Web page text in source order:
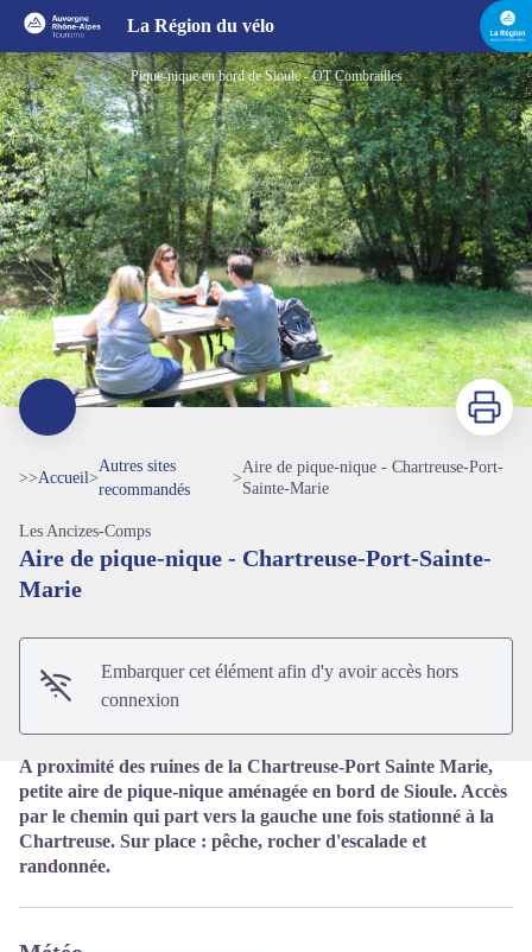
La Région du vélo
Pique-nique en bord de Sioule - OT Combrailles
Imprimer
>>Accueil>
Autres sites
recommandés
>
Aire de pique-nique - Chartreuse-Port-
Sainte-Marie
Les Ancizes-Comps
Aire de pique-nique - Chartreuse-Port-Sainte-
Marie
Embarquer cet élément afin d'y avoir accès hors
connexion
A proximité des ruines de la Chartreuse-Port Sainte Marie,
petite aire de pique-nique aménagée en bord de Sioule. Accès
par le chemin qui part vers la gauche une fois stationné à la
Chartreuse. Sur place : pêche, rocher d'escalade et
randonnée.